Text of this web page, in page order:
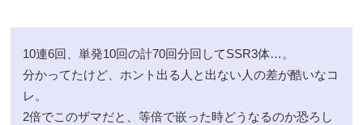
10連6回、単発10回の計70回分回してSSR3体…。
分かってたけど、ホント出る人と出ない人の差が酷いなコ
レ。
2倍でこのザマだと、等倍で嵌った時どうなるのか恐ろし